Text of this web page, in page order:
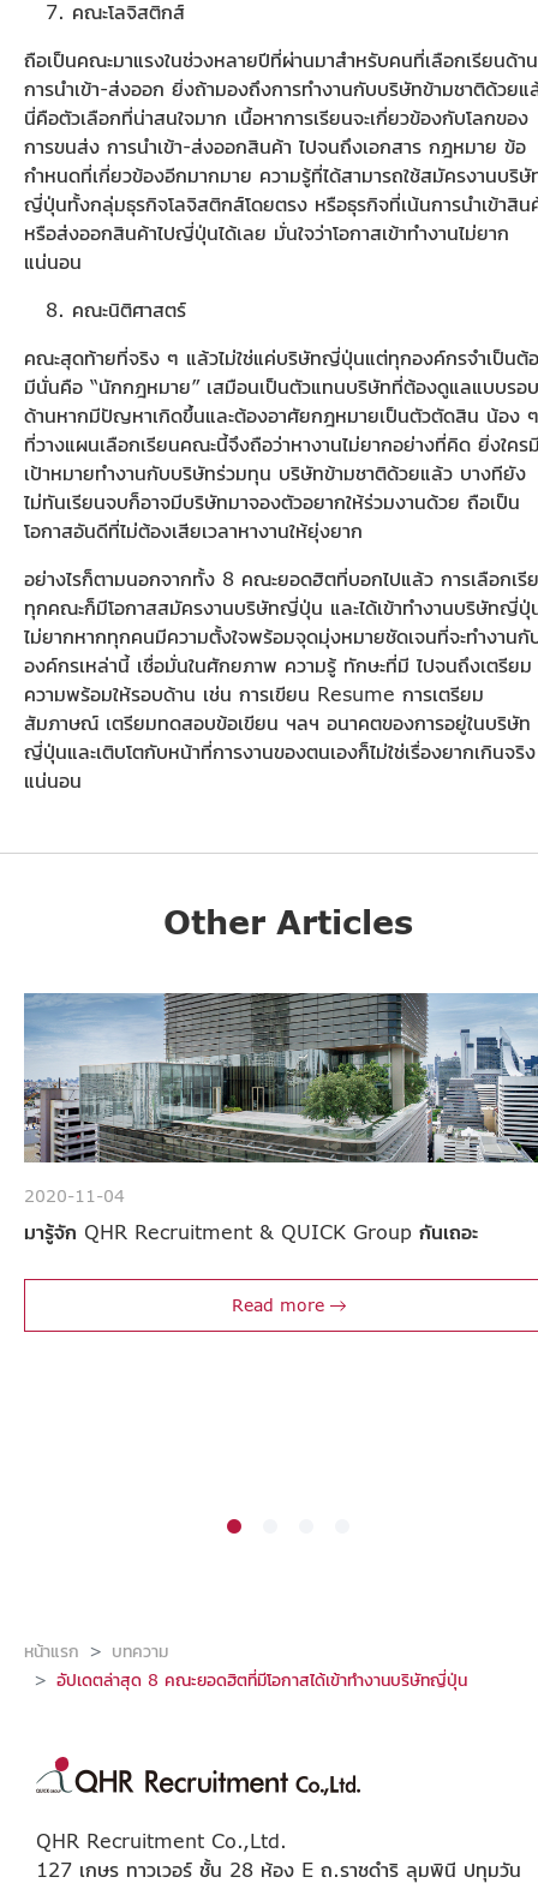
คณะโลจิสติกส์
ถือเป็นคณะมาแรงในช่วงหลายปีที่ผ่านมาสำหรับคนที่เลือกเรียนด้าน
การนำเข้า-ส่งออก ยิ่งถ้ามองถึงการทำงานกับบริษัทข้ามชาติด้วยแ
นี่คือตัวเลือกที่น่าสนใจมาก เนื้อหาการเรียนจะเกี่ยวข้องกับโลกของ
การขนส่ง การนำเข้า-ส่งออกสินค้า ไปจนถึงเอกสาร กฎหมาย ข้อ
กำหนดที่เกี่ยวข้องอีกมากมาย ความรู้ที่ได้สามารถใช้สมัครงานบริษั
ญี่ปุ่นทั้งกลุ่มธุรกิจโลจิสติกส์โดยตรง หรือธุรกิจที่เน้นการนำเข้าสิน
หรือส่งออกสินค้าไปญี่ปุ่นได้เลย มั่นใจว่าโอกาสเข้าทำงานไม่ยาก
แน่นอน
คณะนิติศาสตร์
คณะสุดท้ายที่จริง ๆ แล้วไม่ใช่แค่บริษัทญี่ปุ่นแต่ทุกองค์กรจำเป็นต้
มีนั่นคือ “นักกฎหมาย” เสมือนเป็นตัวแทนบริษัทที่ต้องดูแลแบบรอบ
ด้านหากมีปัญหาเกิดขึ้นและต้องอาศัยกฎหมายเป็นตัวตัดสิน น้อง ๆ
ที่วางแผนเลือกเรียนคณะนี้จึงถือว่าหางานไม่ยากอย่างที่คิด ยิ่งใคร
เป้าหมายทำงานกับบริษัทร่วมทุน บริษัทข้ามชาติด้วยแล้ว บางทียัง
ไม่ทันเรียนจบก็อาจมีบริษัทมาจองตัวอยากให้ร่วมงานด้วย ถือเป็น
โอกาสอันดีที่ไม่ต้องเสียเวลาหางานให้ยุ่งยาก
อย่างไรก็ตามนอกจากทั้ง 8 คณะยอดฮิตที่บอกไปแล้ว การเลือกเรี
ทุกคณะก็มีโอกาสสมัครงานบริษัทญี่ปุ่น และได้เข้าทำงานบริษัทญี่ปุ่
ไม่ยากหากทุกคนมีความตั้งใจพร้อมจุดมุ่งหมายชัดเจนที่จะทำงานกั
องค์กรเหล่านี้ เชื่อมั่นในศักยภาพ ความรู้ ทักษะที่มี ไปจนถึงเตรียม
ความพร้อมให้รอบด้าน เช่น การเขียน Resume การเตรียม
สัมภาษณ์ เตรียมทดสอบข้อเขียน ฯลฯ อนาคตของการอยู่ในบริษัท
ญี่ปุ่นและเติบโตกับหน้าที่การงานของตนเองก็ไม่ใช่เรื่องยากเกินจริง
แน่นอน
Other Articles
2020-11-04
มารู้จัก QHR Recruitment & QUICK Group กันเถอะ
Read more
หน้าแรก
บทความ
อัปเดตล่าสุด 8 คณะยอดฮิตที่มีโอกาสได้เข้าทำงานบริษัทญี่ปุ่น
QHR Recruitment Co.,Ltd.
127 เกษร ทาวเวอร์ ชั้น 28 ห้อง E ถ.ราชดำริ ลุมพินี ปทุมวัน